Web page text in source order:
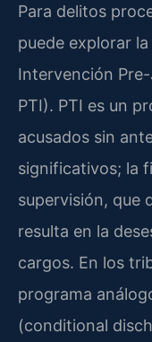
Para delitos
puede explorar
Intervención
PTI). PTI es un
acusados sin
significativos; la
supervisión, que
resulta en la
cargos. En los
programa
(conditional